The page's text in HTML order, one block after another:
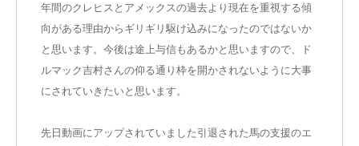
年間のクレヒスとアメックスの過去より現在を重視する傾
向がある理由からギリギリ駆け込みになったのではないか
と思います。今後は途上与信もあるかと思いますので、ド
ルマック吉村さんの仰る通り枠を開かされないように大事
にされていきたいと思います。
先日動画にアップされていました引退された馬の支援のエ